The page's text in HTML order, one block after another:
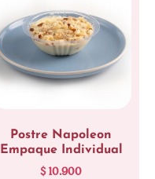
Postre Napoleon
Empaque Individual
$10.900